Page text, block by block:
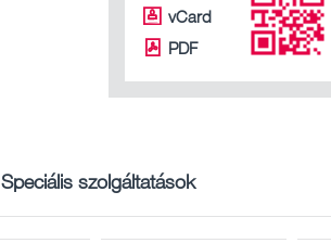
vCard
PDF
Speciális szolgáltatások